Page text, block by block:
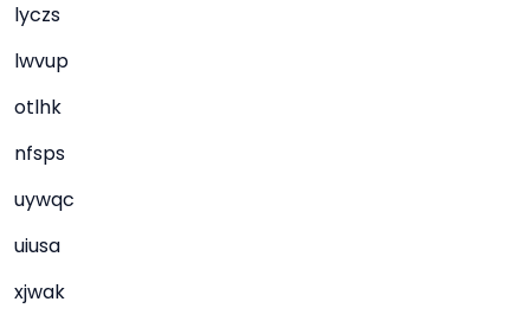
lyczs
lwvup
otlhk
nfsps
uywqc
uiusa
xjwak